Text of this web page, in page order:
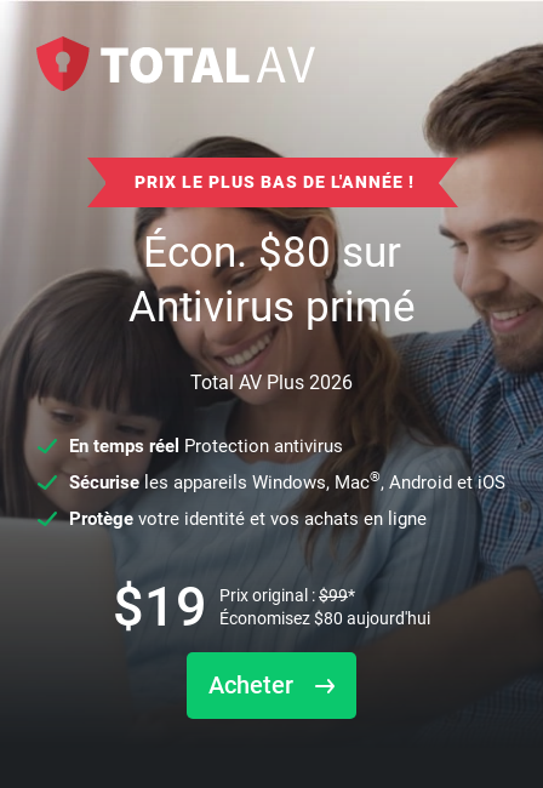
PRIX LE PLUS BAS DE L'ANNÉE !
Écon.$80sur
Antivirus primé
Total AV Plus 2026
En temps réel Protection antivirus
Sécuriseles appareils Windows, Mac®, Android et iOS
Protège votre identité et vos achats en ligne
Acheter
$19 Prix original :$99*
Économisez$80 aujourd'hui